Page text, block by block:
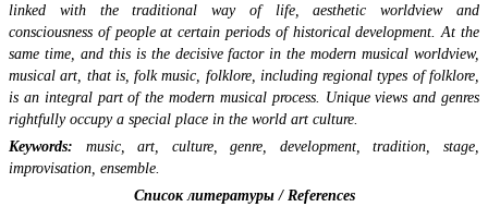
linked with the traditional way of life, aesthetic worldview and
consciousness of people at certain periods of historical development. At the
same time, and this is the decisive factor in the modern musical worldview,
musical art, that is, folk music, folklore, including regional types of folklore,
is an integral part of the modern musical process. Unique views and genres
rightfully occupy a special place in the world art culture.
Keywords: music, art, culture, genre, development, tradition, stage,
improvisation, ensemble.
Список литературы / References